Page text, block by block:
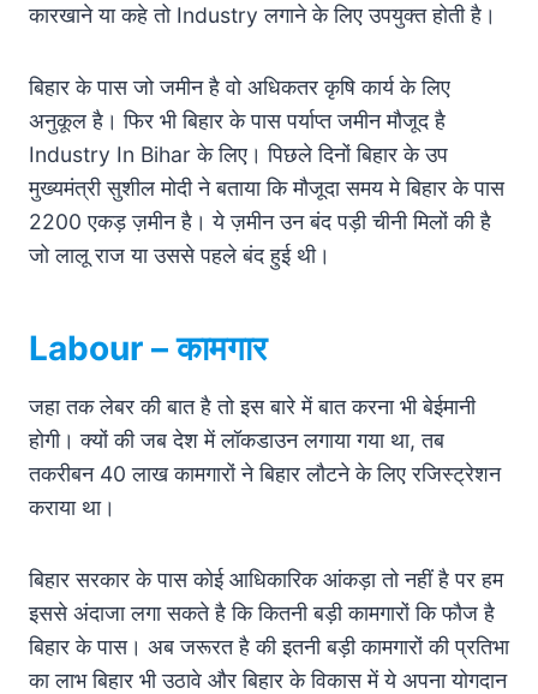
कारखाने या कहे तो Industry लगाने के लिए उपयुक्त होती है।
बिहार के पास जो जमीन है वो अधिकतर कृषि कार्य के लिए
अनुकूल है। फिर भी बिहार के पास पर्याप्त जमीन मौजूद है
Industry In Bihar के लिए। पिछले दिनों बिहार के उप
मुख्यमंत्री सुशील मोदी ने बताया कि मौजूदा समय मे बिहार के पास
2200 एकड़ ज़मीन है। ये ज़मीन उन बंद पड़ी चीनी मिलों की है
जो लालू राज या उससे पहले बंद हुई थी।
Labour – कामगार
जहा तक लेबर की बात है तो इस बारे में बात करना भी बेईमानी
होगी। क्यों की जब देश में लॉकडाउन लगाया गया था, तब
तकरीबन 40 लाख कामगारों ने बिहार लौटने के लिए रजिस्ट्रेशन
कराया था।
बिहार सरकार के पास कोई आधिकारिक आंकड़ा तो नहीं है पर हम
इससे अंदाजा लगा सकते है कि कितनी बड़ी कामगारों कि फौज है
बिहार के पास। अब जरूरत है की इतनी बड़ी कामगारों की प्रतिभा
का लाभ बिहार भी उठावे और बिहार के विकास में ये अपना योगदान